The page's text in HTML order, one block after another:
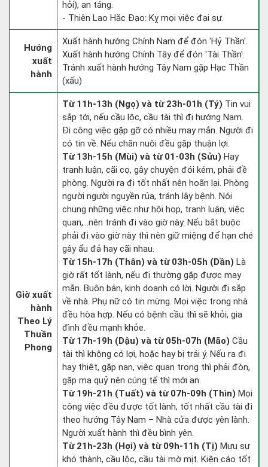
hỏi), an táng.
- Thiên Lao Hắc Đạo: Kỵ mọi việc đại sự.
Hướng
xuất
hành
Xuất hành hướng Chính Nam để đón 'Hỷ Thần'.
Xuất hành hướng Chính Tây để đón 'Tài Thần'.
Tránh xuất hành hướng Tây Nam gặp Hạc Thần
(xấu)
Giờ xuất
hành
Theo Lý
Thuần
Phong
Từ 11h-13h (Ngọ) và từ 23h-01h (Tý) Tin vui
sắp tới, nếu cầu lộc, cầu tài thì đi hướng Nam.
Đi công việc gặp gỡ có nhiều may mắn. Người đi
có tin về. Nếu chăn nuôi đều gặp thuận lợi.
Từ 13h-15h (Mùi) và từ 01-03h (Sửu) Hay
tranh luận, cãi cọ, gây chuyện đói kém, phải đề
phòng. Người ra đi tốt nhất nên hoãn lại. Phòng
người người nguyền rủa, tránh lây bệnh. Nói
chung những việc như hội họp, tranh luận, việc
quan,…nên tránh đi vào giờ này. Nếu bắt buộc
phải đi vào giờ này thì nên giữ miệng để hạn ché
gây ẩu đả hay cãi nhau.
Từ 15h-17h (Thân) và từ 03h-05h (Dần) Là
giờ rất tốt lành, nếu đi thường gặp được may
mắn. Buôn bán, kinh doanh có lời. Người đi sắp
về nhà. Phụ nữ có tin mừng. Mọi việc trong nhà
đều hòa hợp. Nếu có bệnh cầu thì sẽ khỏi, gia
đình đều mạnh khỏe.
Từ 17h-19h (Dậu) và từ 05h-07h (Mão) Cầu
tài thì không có lợi, hoặc hay bị trái ý. Nếu ra đi
hay thiệt, gặp nạn, việc quan trọng thì phải đòn,
gặp ma quỷ nên cúng tế thì mới an.
Từ 19h-21h (Tuất) và từ 07h-09h (Thìn) Mọi
công việc đều được tốt lành, tốt nhất cầu tài đi
theo hướng Tây Nam – Nhà cửa được yên lành.
Người xuất hành thì đều bình yên.
Từ 21h-23h (Hợi) và từ 09h-11h (Tị) Mưu sự
khó thành, cầu lộc, cầu tài mờ mịt. Kiện cáo tốt